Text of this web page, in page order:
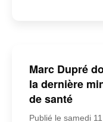
Marc Dupré
la dernière
de santé
Publié le samedi